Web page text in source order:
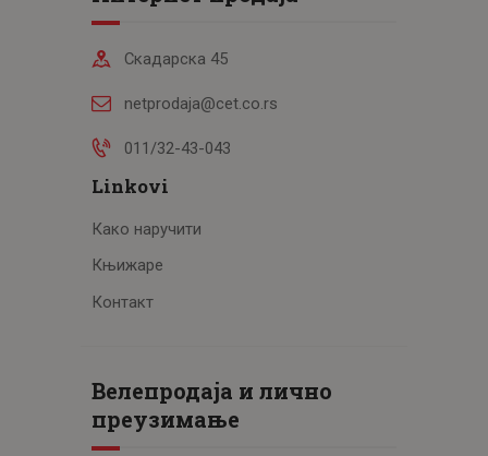
Скадарска 45
netprodaja@cet.co.rs
011/32-43-043
Linkovi
Како наручити
Књижаре
Контакт
Велепродаја и лично
преузимање